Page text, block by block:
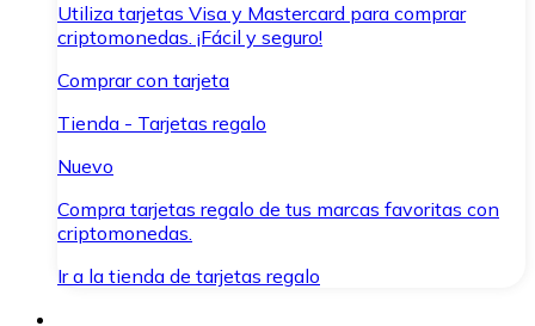
Utiliza tarjetas Visa y Mastercard para comprar
criptomonedas. ¡Fácil y seguro!
Comprar con tarjeta
Tienda - Tarjetas regalo
Nuevo
Compra tarjetas regalo de tus marcas favoritas con
criptomonedas.
Ir a la tienda de tarjetas regalo